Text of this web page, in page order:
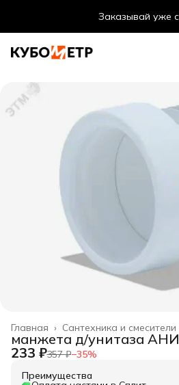
Заказывай уже
Оптовые цены даже
Сантехника и смесители
Главная ›
манжета д/унитаза
233 ₽357 ₽−35%
Преимущества